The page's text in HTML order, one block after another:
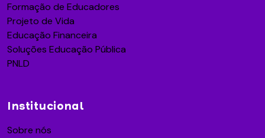
Formação de Educadores
Projeto de Vida
Educação Financeira
Soluções Educação Pública
PNLD
Institucional
Sobre nós